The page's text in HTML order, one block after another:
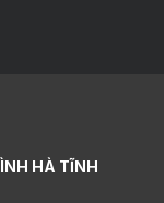
HÀ TĨNH